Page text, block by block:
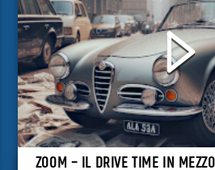
ZOOM – IL DRIVE TIME IN